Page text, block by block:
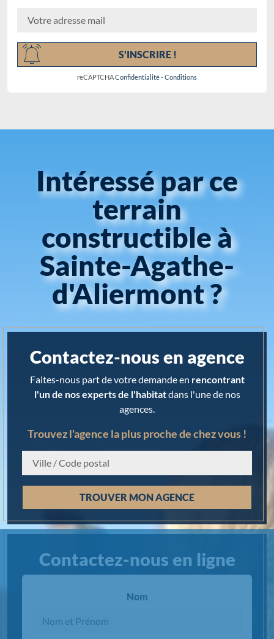
S'INSCRIRE !
reCAPTCHAConfidentialité-Conditions
Intéressé par ce
terrain
constructible à
Sainte-Agathe-
d'Aliermont ?
Contactez-nous en agence
Faites-nous part de votre demande en rencontrant
l'un de nos experts de l'habitatdans l'une de nos
agences.
Trouvez l'agence la plus proche de chez vous !
Chargement...
TROUVER MON AGENCE
Contactez-nous en ligne
Nom